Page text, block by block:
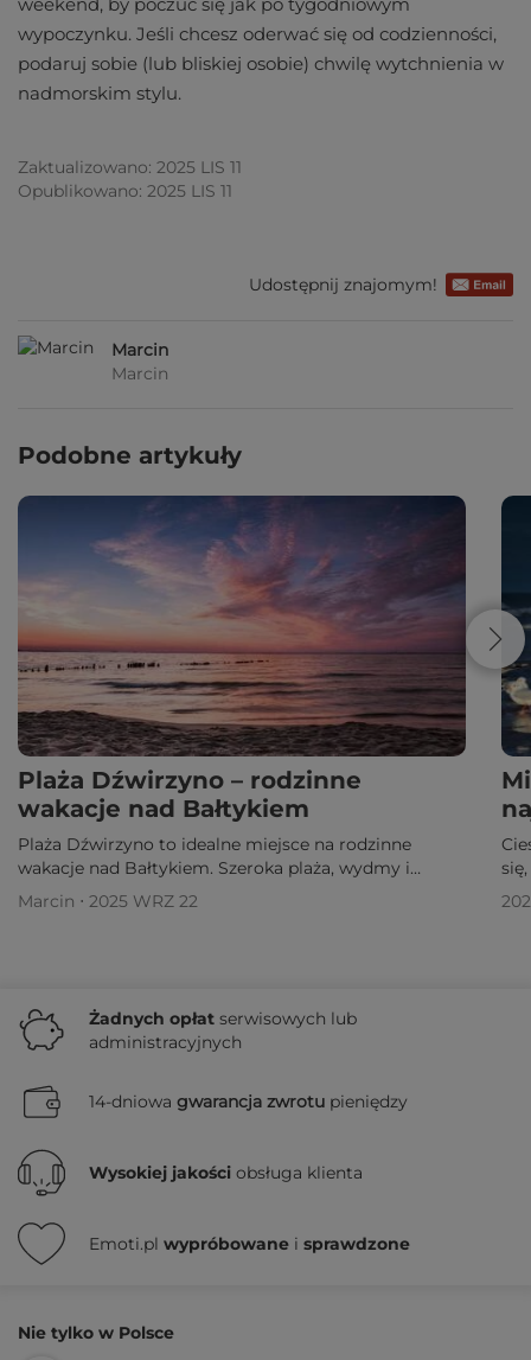
wypoczynku. Jeśli chcesz oderwać się od codzienności,
podaruj sobie (lub bliskiej osobie) chwilę wytchnienia w
nadmorskim stylu.
Zaktualizowano: 2025 LIS 11
Opublikowano: 2025 LIS 11
Udostępnij znajomym!
Marcin
Marcin
Podobne artykuły
Plaża Dźwirzyno – rodzinne
wakacje nad Bałtykiem
Plaża Dźwirzyno to idealne miejsce na rodzinne
wakacje nad Bałtykiem. Szeroka plaża, wydmy i
atrakcje blisko Kołobrzegu czekają na Ciebie!
Marcin ⋅ 2025 WRZ 22
Żadnych opłat serwisowych lub
administracyjnych
14-dniowa gwarancja zwrotu pieniędzy
Wysokiej jakości obsługa klienta
Emoti.pl wypróbowane i sprawdzone
Nie tylko w Polsce